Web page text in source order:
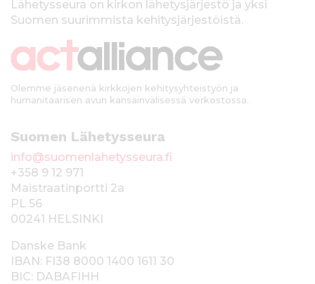
kLähetysseura on kirkon lähetysjärjestö ja yksi
Suomen suurimmista kehitysjärjestöistä.
Olemme jäsenenä kirkkojen kehitysyhteistyön ja
humanitaarisen avun kansainvälisessä verkostossa.
Suomen Lähetysseura
info@suomenlahetysseura.fi
+358 9 12 971
Maistraatinportti 2a
PL 56
00241 HELSINKI
Danske Bank
IBAN: FI38 8000 1400 1611 30
BIC: DABAFIHH